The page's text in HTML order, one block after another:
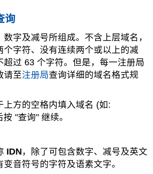
询
数字及减号所组成。不含上层域名，
个字符、没有连续两个或以上的减
超过 63 个字符。但是，每一注册局
请至注册局查询详细的域名格式规
上方的空格内填入域名 (如:
"查询" 继续。
IDN ，除了可包含数字、减号及英文
音符号的字符及语素文字。